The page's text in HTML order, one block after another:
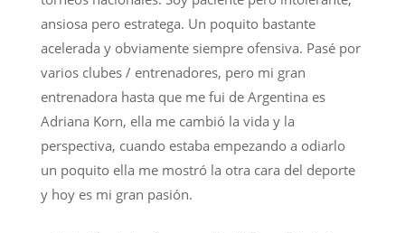
ansiosa pero estratega. Un poquito bastante
acelerada y obviamente siempre ofensiva. Pasé por
varios clubes / entrenadores, pero mi gran
entrenadora hasta que me fui de Argentina es
Adriana Korn, ella me cambió la vida y la
perspectiva, cuando estaba empezando a odiarlo
un poquito ella me mostró la otra cara del deporte
y hoy es mi gran pasión.